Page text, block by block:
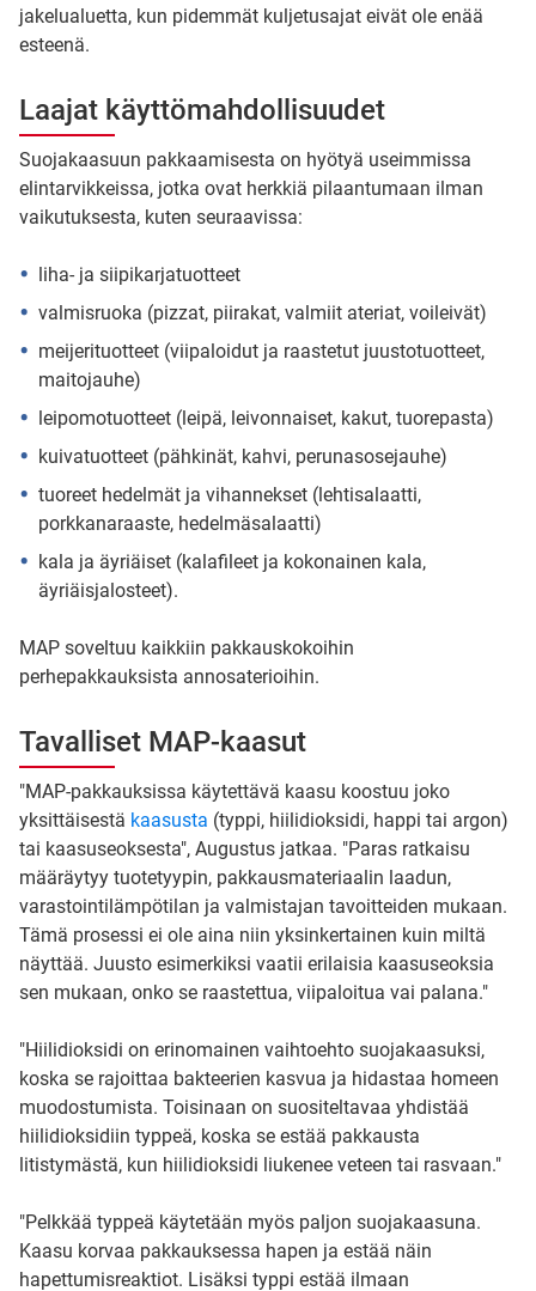
jakelualuetta, kun pidemmät kuljetusajat eivät ole enää
esteenä.
Laajat käyttömahdollisuudet
Suojakaasuun pakkaamisesta on hyötyä useimmissa
elintarvikkeissa, jotka ovat herkkiä pilaantumaan ilman
vaikutuksesta, kuten seuraavissa:
liha- ja siipikarjatuotteet
valmisruoka (pizzat, piirakat, valmiit ateriat, voileivät)
meijerituotteet (viipaloidut ja raastetut juustotuotteet,
maitojauhe)
leipomotuotteet (leipä, leivonnaiset, kakut, tuorepasta)
kuivatuotteet (pähkinät, kahvi, perunasosejauhe)
tuoreet hedelmät ja vihannekset (lehtisalaatti,
porkkanaraaste, hedelmäsalaatti)
kala ja äyriäiset (kalafileet ja kokonainen kala,
äyriäisjalosteet).
MAP soveltuu kaikkiin pakkauskokoihin
perhepakkauksista annosaterioihin.
Tavalliset MAP-kaasut
"MAP-pakkauksissa käytettävä kaasu koostuu joko
yksittäisestä kaasusta (typpi, hiilidioksidi, happi tai argon)
tai kaasuseoksesta", Augustus jatkaa. "Paras ratkaisu
määräytyy tuotetyypin, pakkausmateriaalin laadun,
varastointilämpötilan ja valmistajan tavoitteiden mukaan.
Tämä prosessi ei ole aina niin yksinkertainen kuin miltä
näyttää. Juusto esimerkiksi vaatii erilaisia kaasuseoksia
sen mukaan, onko se raastettua, viipaloitua vai palana."
"Hiilidioksidi on erinomainen vaihtoehto suojakaasuksi,
koska se rajoittaa bakteerien kasvua ja hidastaa homeen
muodostumista. Toisinaan on suositeltavaa yhdistää
hiilidioksidiin typpeä, koska se estää pakkausta
litistymästä, kun hiilidioksidi liukenee veteen tai rasvaan."
"Pelkkää typpeä käytetään myös paljon suojakaasuna.
Kaasu korvaa pakkauksessa hapen ja estää näin
hapettumisreaktiot. Lisäksi typpi estää ilmaan